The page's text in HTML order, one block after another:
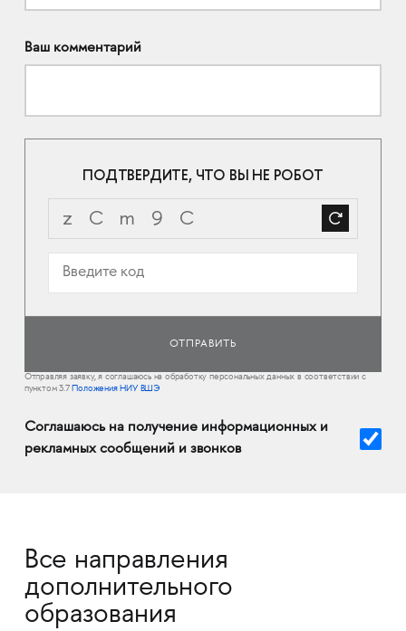
Ваш комментарий
ПОДТВЕРДИТЕ, ЧТО ВЫ НЕ РОБОТ
Отправляя заявку, я соглашаюсь на обработку персональных данных в соответствии с
пунктом 3.7
Положения НИУ ВШЭ
Соглашаюсь на получение информационных и
рекламных сообщений и звонков
Все направления
дополнительного
образования